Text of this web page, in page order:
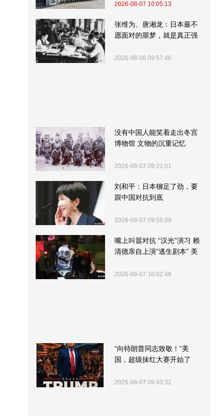
2026-08-07 10:05:13
张维为、唐湘龙：日本最不
愿面对的噩梦，就是真正强
2026-08-06 09:57:46
没有中国人能笑着走出冬宫
博物馆 文物的沉重记忆
2026-08-07 09:21:01
刘和平：日本铆足了劲，要
跟中国对抗到底
2026-08-07 09:55:09
嘴上叫嚣对抗 “汉光”演习 赖
清德亲自上演“逃生剧本” 美
2026-08-07 10:02:48
“向特朗普同志致敬！”美
国，超级抹红大赛开始了
2026-08-07 09:43:32